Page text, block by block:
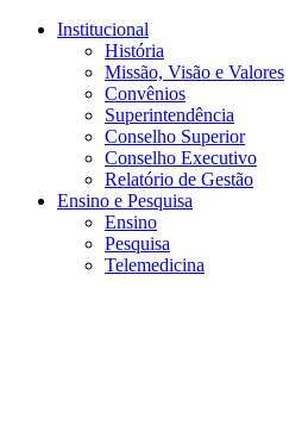
Conteúdo principal
Institucional
História
Missão, Visão e Valores
Convênios
Superintendência
Conselho Superior
Conselho Executivo
Relatório de Gestão
Ensino e Pesquisa
Ensino
Pesquisa
Telemedicina